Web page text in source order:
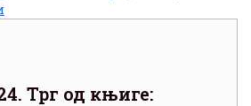
Трг од књиге: